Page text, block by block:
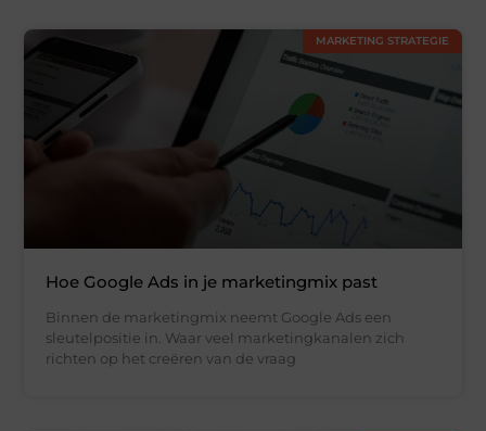
MARKETING STRATEGIE
Hoe Google Ads in je marketingmix past
Binnen de marketingmix neemt Google Ads een
sleutelpositie in. Waar veel marketingkanalen zich
richten op het creëren van de vraag